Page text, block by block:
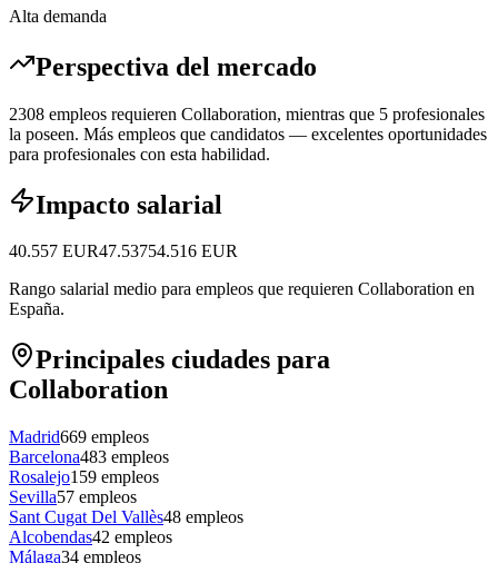
Alta demanda
Perspectiva del mercado
2308 empleos requieren Collaboration, mientras que 5 profesionales
la poseen. Más empleos que candidatos — excelentes oportunidades
para profesionales con esta habilidad.
Impacto salarial
40.557 EUR47.53754.516 EUR
Rango salarial medio para empleos que requieren Collaboration en
España.
Principales ciudades para
Collaboration
Madrid669 empleos
Barcelona483 empleos
Rosalejo159 empleos
Sevilla57 empleos
Sant Cugat Del Vallès48 empleos
Alcobendas42 empleos
Málaga34 empleos